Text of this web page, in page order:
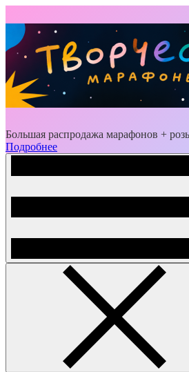
Большая распродажа марафонов +
Подробнее